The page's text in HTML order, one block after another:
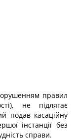
правил
не підлягає
подав касаційну
інстанції без
справи.